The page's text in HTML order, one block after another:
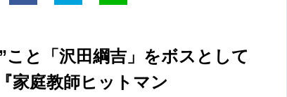
と「沢田綱吉」をボスとして
家庭教師ヒットマン